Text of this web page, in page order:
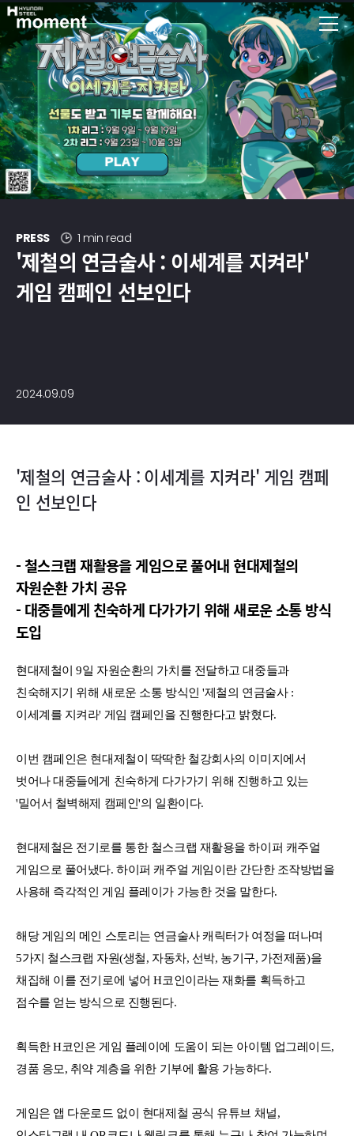
현대제철 미디어룸 - 모먼트
PRESS 1 min read
'제철의 연금술사 : 이세계를 지켜라'
게임 캠페인 선보인다
2024.09.09
'제철의 연금술사 : 이세계를 지켜라' 게임 캠페
인 선보인다
- 철스크랩 재활용을 게임으로 풀어내 현대제철의
자원순환 가치 공유
- 대중들에게 친숙하게 다가가기 위해 새로운 소통 방식
도입
현대제철이 9일 자원순환의 가치를 전달하고 대중들과
친숙해지기 위해 새로운 소통 방식인 '제철의 연금술사 :
이세계를 지켜라' 게임 캠페인을 진행한다고 밝혔다.
이번 캠페인은 현대제철이 딱딱한 철강회사의 이미지에서
벗어나 대중들에게 친숙하게 다가가기 위해 진행하고 있는
'밀어서 철벽해제 캠페인'의 일환이다.
현대제철은 전기로를 통한 철스크랩 재활용을 하이퍼 캐주얼
게임으로 풀어냈다. 하이퍼 캐주얼 게임이란 간단한 조작방법을
사용해 즉각적인 게임 플레이가 가능한 것을 말한다.
해당 게임의 메인 스토리는 연금술사 캐릭터가 여정을 떠나며
5가지 철스크랩 자원(생철, 자동차, 선박, 농기구, 가전제품)을
채집해 이를 전기로에 넣어 H코인이라는 재화를 획득하고
점수를 얻는 방식으로 진행된다.
획득한 H코인은 게임 플레이에 도움이 되는 아이템 업그레이드,
경품 응모, 취약 계층을 위한 기부에 활용 가능하다.
게임은 앱 다운로드 없이 현대제철 공식 유튜브 채널,